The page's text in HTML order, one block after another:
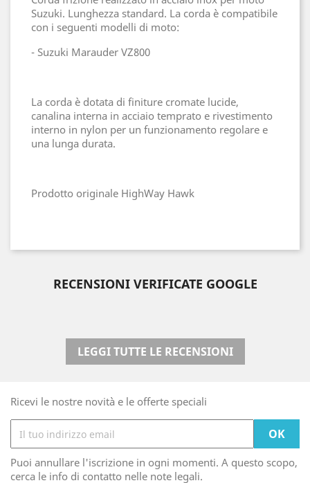
Suzuki. Lunghezza standard. La corda è compatibile
con i seguenti modelli di moto:
- Suzuki Marauder VZ800
La corda è dotata di finiture cromate lucide,
canalina interna in acciaio temprato e rivestimento
interno in nylon per un funzionamento regolare e
una lunga durata.
Prodotto originale HighWay Hawk
RECENSIONI VERIFICATE GOOGLE
LEGGI TUTTE LE RECENSIONI
Ricevi le nostre novità e le offerte speciali
Puoi annullare l'iscrizione in ogni momenti. A questo scopo,
cerca le info di contatto nelle note legali.